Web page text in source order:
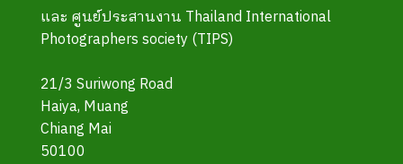
และ ศูนย์ประสานงาน Thailand International
Photographers society (TIPS)
21/3 Suriwong Road
Haiya, Muang
Chiang Mai
50100